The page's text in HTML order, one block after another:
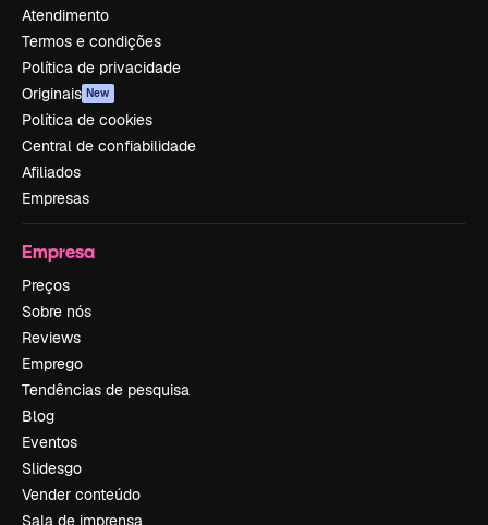
Atendimento
Termos e condições
Política de privacidade
Originais New
Política de cookies
Central de confiabilidade
Afiliados
Empresas
Empresa
Preços
Sobre nós
Reviews
Emprego
Tendências de pesquisa
Blog
Eventos
Slidesgo
Vender conteúdo
Sala de imprensa